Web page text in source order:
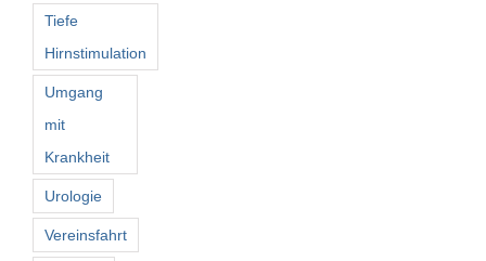
Tiefe
Hirnstimulation
Umgang
mit
Krankheit
Urologie
Vereinsfahrt